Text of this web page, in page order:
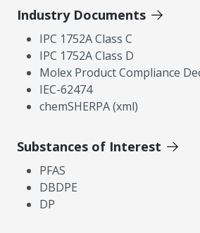
Industry Documents
IPC 1752A Class C
IPC 1752A Class D
Molex Product Compliance
IEC-62474
chemSHERPA (xml)
Substances of Interest
PFAS
DBDPE
DP